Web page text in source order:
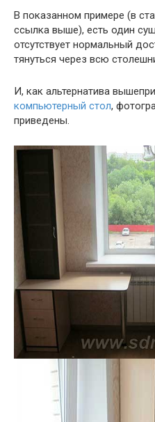
В показанном примере (в
ссылка выше), есть один
отсутствует нормальный
тянуться через всю
И, как альтернатива
компьютерный стол,
приведены.